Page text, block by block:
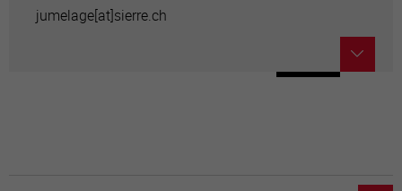
jumelage[at]sierre.ch